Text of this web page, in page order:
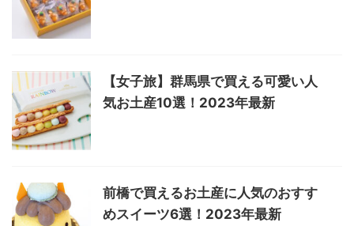
【女子旅】群馬県で買える可愛い人
気お土産10選！2023年最新
前橋で買えるお土産に人気のおすす
めスイーツ6選！2023年最新